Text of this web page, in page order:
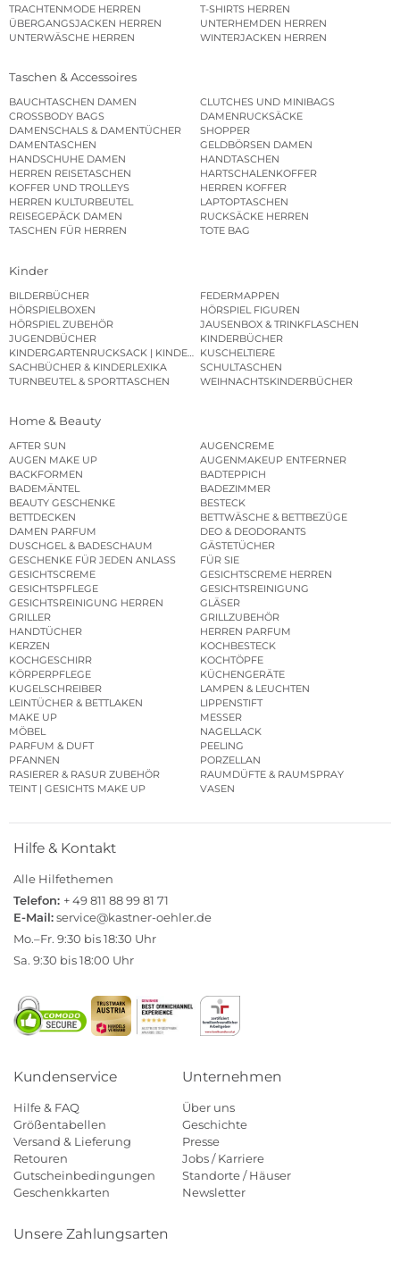
TRACHTENMODE HERREN
T-SHIRTS HERREN
ÜBERGANGSJACKEN HERREN
UNTERHEMDEN HERREN
UNTERWÄSCHE HERREN
WINTERJACKEN HERREN
Taschen & Accessoires
BAUCHTASCHEN DAMEN
CLUTCHES UND MINIBAGS
CROSSBODY BAGS
DAMENRUCKSÄCKE
DAMENSCHALS & DAMENTÜCHER
SHOPPER
DAMENTASCHEN
GELDBÖRSEN DAMEN
HANDSCHUHE DAMEN
HANDTASCHEN
HERREN REISETASCHEN
HARTSCHALENKOFFER
KOFFER UND TROLLEYS
HERREN KOFFER
HERREN KULTURBEUTEL
LAPTOPTASCHEN
REISEGEPÄCK DAMEN
RUCKSÄCKE HERREN
TASCHEN FÜR HERREN
TOTE BAG
Kinder
BILDERBÜCHER
FEDERMAPPEN
HÖRSPIELBOXEN
HÖRSPIEL FIGUREN
HÖRSPIEL ZUBEHÖR
JAUSENBOX & TRINKFLASCHEN
JUGENDBÜCHER
KINDERBÜCHER
KINDERGARTENRUCKSACK | KINDERGARTENBEUTEL
KUSCHELTIERE
SACHBÜCHER & KINDERLEXIKA
SCHULTASCHEN
TURNBEUTEL & SPORTTASCHEN
WEIHNACHTSKINDERBÜCHER
Home & Beauty
AFTER SUN
AUGENCREME
AUGEN MAKE UP
AUGENMAKEUP ENTFERNER
BACKFORMEN
BADTEPPICH
BADEMÄNTEL
BADEZIMMER
BEAUTY GESCHENKE
BESTECK
BETTDECKEN
BETTWÄSCHE & BETTBEZÜGE
DAMEN PARFUM
DEO & DEODORANTS
DUSCHGEL & BADESCHAUM
GÄSTETÜCHER
GESCHENKE FÜR JEDEN ANLASS
FÜR SIE
GESICHTSCREME
GESICHTSCREME HERREN
GESICHTSPFLEGE
GESICHTSREINIGUNG
GESICHTSREINIGUNG HERREN
GLÄSER
GRILLER
GRILLZUBEHÖR
HANDTÜCHER
HERREN PARFUM
KERZEN
KOCHBESTECK
KOCHGESCHIRR
KOCHTÖPFE
KÖRPERPFLEGE
KÜCHENGERÄTE
KUGELSCHREIBER
LAMPEN & LEUCHTEN
LEINTÜCHER & BETTLAKEN
LIPPENSTIFT
MAKE UP
MESSER
MÖBEL
NAGELLACK
PARFUM & DUFT
PEELING
PFANNEN
PORZELLAN
RASIERER & RASUR ZUBEHÖR
RAUMDÜFTE & RAUMSPRAY
TEINT | GESICHTS MAKE UP
VASEN
Hilfe & Kontakt
Alle Hilfethemen
Telefon: + 49 811 88 99 81 71
E-Mail:service@kastner-oehler.de
Mo.–Fr. 9:30 bis 18:30 Uhr
Sa. 9:30 bis 18:00 Uhr
Kundenservice
Hilfe & FAQ
Größentabellen
Versand & Lieferung
Retouren
Gutscheinbedingungen
Geschenkkarten
Unternehmen
Über uns
Geschichte
Presse
Jobs / Karriere
Standorte / Häuser
Newsletter
Unsere Zahlungsarten